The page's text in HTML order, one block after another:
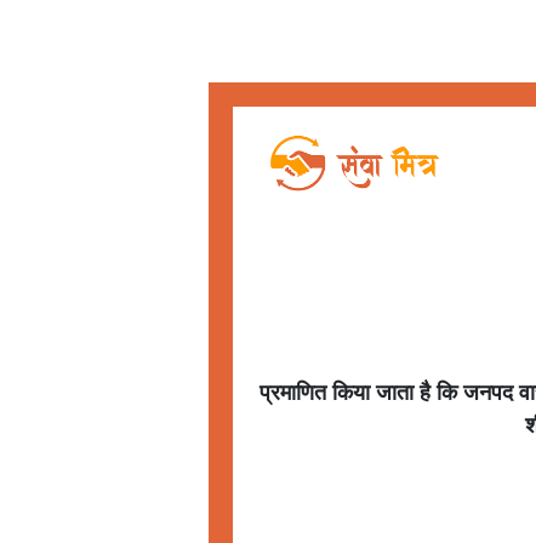
प्रमाणित किया जाता है कि जनपद